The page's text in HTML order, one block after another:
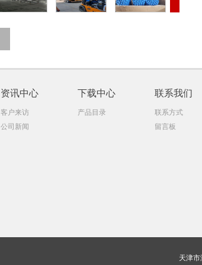
资讯中心
客户来访
公司新闻
下载中心
产品目录
联系我们
联系方式
留言板
天津